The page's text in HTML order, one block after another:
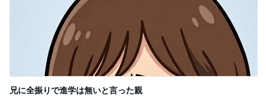
兄に全振りで進学は無いと言った親